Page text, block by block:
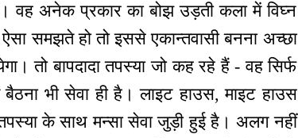
वह अनेक प्रकार का बोझ उड़ती कला में विघ्न
समझते हो तो इससे एकान्तवासी बनना अच्छा
तो बापदादा तपस्या जो कह रहे हैं - वह सिर्फ
भी सेवा ही है। लाइट हाउस, माइट हाउस
तपस्या के साथ मन्सा सेवा जुड़ी हुई है। अलग नहीं